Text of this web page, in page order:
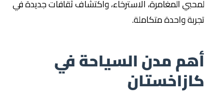
لمحبي المغامرة، الاسترخاء، واكتشاف ثقافات جديدة في
تجربة واحدة متكاملة.
أهم مدن السياحة في
كازاخستان